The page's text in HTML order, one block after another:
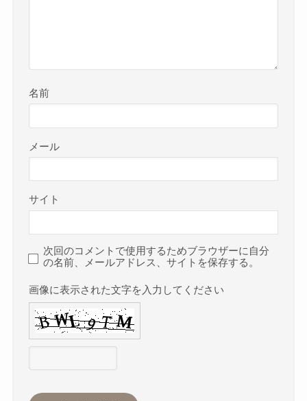
名前
メール
サイト
次回のコメントで使用するためブラウザーに自分
の名前、メールアドレス、サイトを保存する。
画像に表示された文字を入力してください